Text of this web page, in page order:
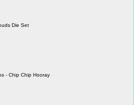
Die Set
- Chip Chip Hooray